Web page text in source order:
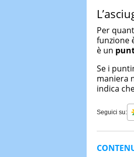
Per
funzione
è un
Se i
maniera
indica
Seguici su: